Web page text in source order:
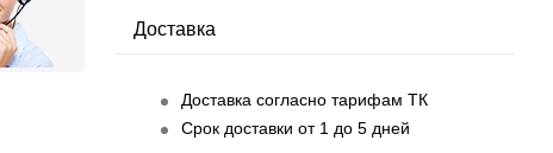
Доставка
Доставка согласно тарифам ТК
Срок доставки от 1 до 5 дней